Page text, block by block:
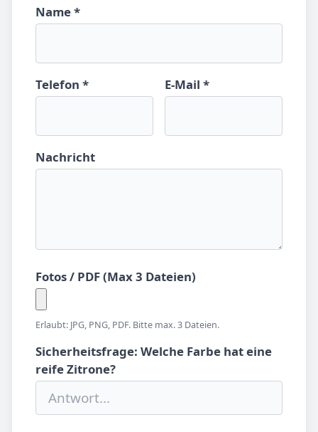
Name *
Telefon * E-Mail *
Nachricht
Fotos / PDF (Max 3 Dateien)
Erlaubt: JPG, PNG, PDF. Bitte max. 3 Dateien.
Sicherheitsfrage: Welche Farbe hat eine
reife Zitrone?